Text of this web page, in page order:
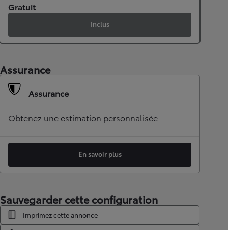
Gratuit
Inclus
Assurance
Assurance
Obtenez une estimation personnalisée
En savoir plus
Sauvegarder cette configuration
Imprimez cette annonce